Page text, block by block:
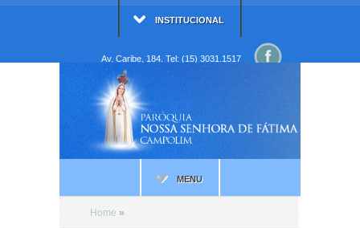
INSTITUCIONAL
Av. Caribe, 184. Tel: (15) 3031.1517
MENU
Home »